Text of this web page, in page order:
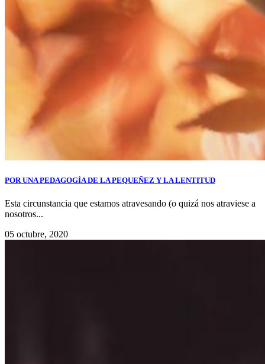
POR UNA PEDAGOGÍA DE LA PEQUEÑEZ Y LA LENTITUD
Esta circunstancia que estamos atravesando (o quizá nos atraviese a
nosotros...
05 octubre, 2020